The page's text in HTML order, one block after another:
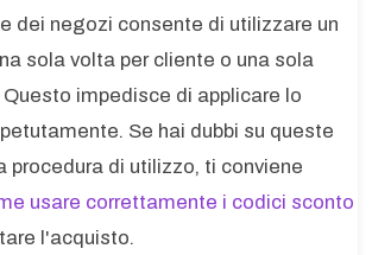
dei negozi consente di utilizzare un
sola volta per cliente o una sola
impedisce di applicare lo
Se hai dubbi su queste
procedura di utilizzo, ti conviene
usare correttamente i codici sconto
l'acquisto.